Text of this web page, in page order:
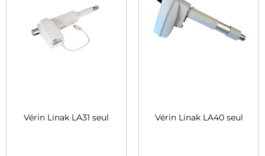
Vérin Linak LA31 seul Vérin Linak LA40 seul